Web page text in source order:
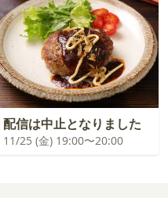
配信は中止となりました
11/25 (金) 19:00〜20:00